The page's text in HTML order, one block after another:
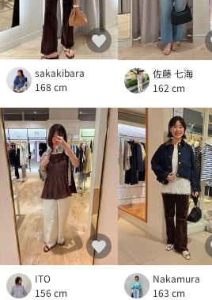
sakakibara
168 cm
佐藤 七海
162 cm
ITO
156 cm
Nakamura
163 cm